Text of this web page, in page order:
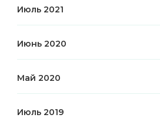
Июль 2021
Июнь 2020
Май 2020
Июль 2019